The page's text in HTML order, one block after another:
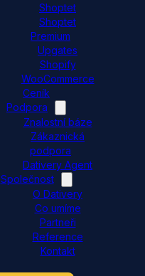
Shoptet
Shoptet
Premium
Upgates
Shopify
WooCommerce
Ceník
Podpora
Znalostní báze
Zákaznická
podpora
Dativery Agent
Společnost
O Dativery
Co umíme
Partneři
Reference
Kontakt